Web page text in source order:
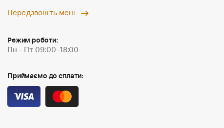
Передзвоніть мені
Режим роботи:
Пн - Пт 09:00-18:00
Приймаємо до сплати: